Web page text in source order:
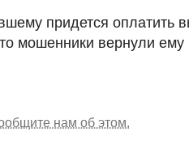
придется оплатить
мошенники вернули ему
нам об этом.